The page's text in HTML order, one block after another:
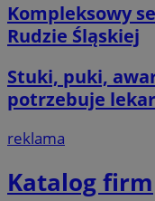
Kompleksowy
Rudzie Śląskiej
Stuki, puki,
potrzebuje
reklama
Katalog firm